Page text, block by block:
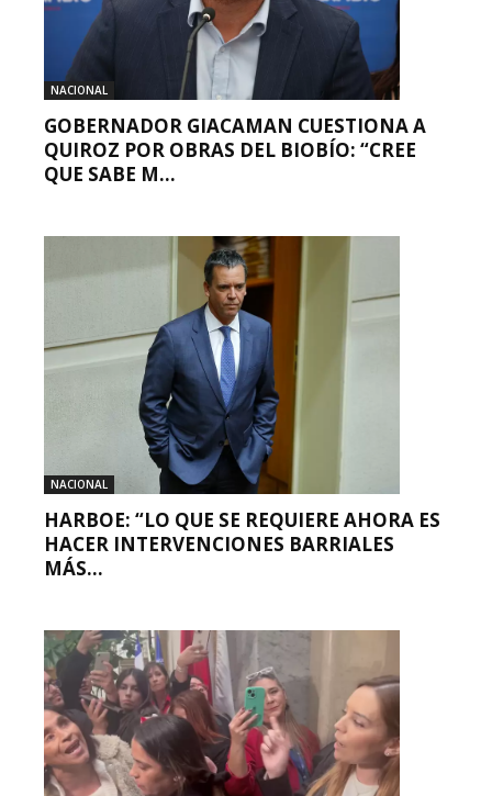
NACIONAL
GOBERNADOR GIACAMAN CUESTIONA A
QUIROZ POR OBRAS DEL BIOBÍO: “CREE
QUE SABE M...
NACIONAL
HARBOE: “LO QUE SE REQUIERE AHORA ES
HACER INTERVENCIONES BARRIALES
MÁS...